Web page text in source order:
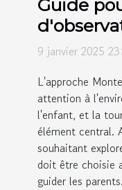
Guide
adaptée
9 janvier 2025
L'approche
attention à
l'enfant, et la
élément central.
souhaitant
doit être choisie
guider les